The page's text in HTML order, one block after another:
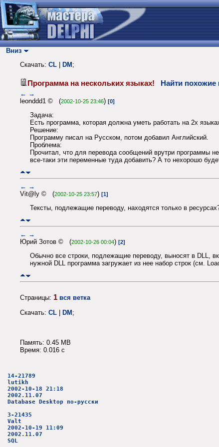
Вниз
Скачать: CL DM ;
Программа на нескольких языках! Найти похожие
← →
leonddd1 © (2002-10-25 23:46) [0]
Задача:
Есть программа, которая должна уметь работать на 2х
Решение:
Программу писал на Русском, потом добавил Английский.
Проблема:
Прочитал, что для перевода сообщений врутри программы
все-таки эти переменные туда добавить? А то нехорошо
← →
Vit@ly © (2002-10-25 23:57) [1]
Тексты, подлежащие переводу, находятся только в
← →
Юрий Зотов © (2002-10-26 00:04) [2]
Обычно все строки, подлежащие переводу, выносят в DLL,
нужной DLL программа загружает из нее набор строк (см.
Страницы: 1 вся ветка
Скачать: CL | DM;
Память: 0.45 MB
Время: 0.016 c
14-21789
lutikh
2002-10-18 21:18
2002.11.07
Database Desktop по-русски
3-21435
Valt
2002-10-19 11:09
2002.11.07
SQL